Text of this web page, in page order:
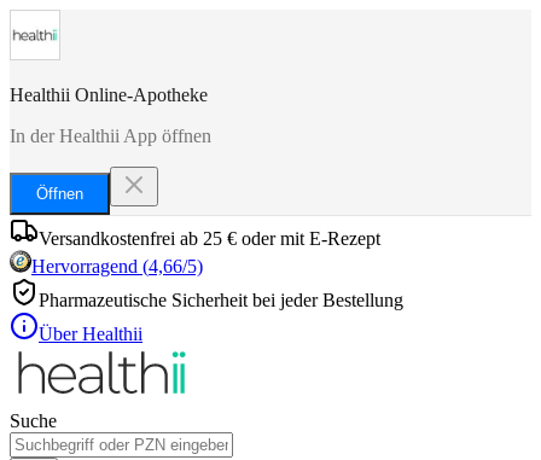
Healthii Online-Apotheke
In der Healthii App öffnen
Öffnen
Versandkostenfrei ab 25 € oder mit E-Rezept
Hervorragend (4,66/5)
Pharmazeutische Sicherheit bei jeder Bestellung
Über Healthii
Suche